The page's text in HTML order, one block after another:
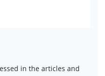
in the articles and